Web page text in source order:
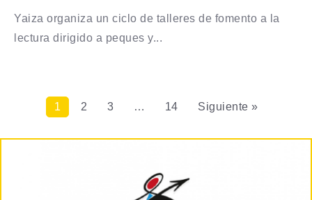
Yaiza organiza un ciclo de talleres de fomento a la
lectura dirigido a peques y...
1 2 3 … 14 Siguiente »